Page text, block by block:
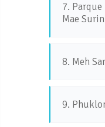
7.
Mae Surin
8. Meh
9.